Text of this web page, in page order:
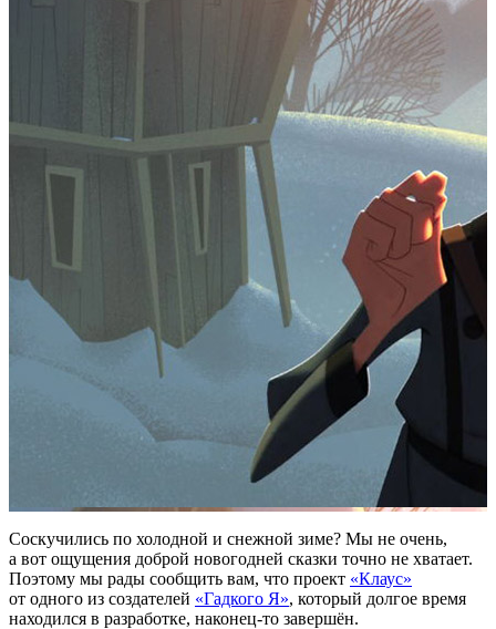
Соскучились по холодной и снежной зиме? Мы не очень,
а вот ощущения доброй новогодней сказки точно не хватает.
Поэтому мы рады сообщить вам, что проект «Клаус»
от одного из создателей «Гадкого Я», который долгое время
находился в разработке, наконец-то завершён.